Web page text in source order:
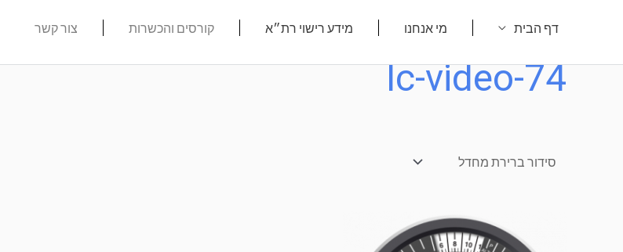
דף הבית מי אנחנו מידע רישוי רת״א קורסים והכשרות צור קשר
lc-video-74